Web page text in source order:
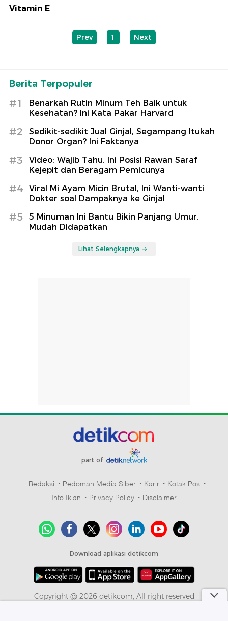
Vitamin E
Prev 1 Next
Berita Terpopuler
#1
Benarkah Rutin Minum Teh Baik untuk
Kesehatan? Ini Kata Pakar Harvard
#2
Sedikit-sedikit Jual Ginjal, Segampang Itukah
Donor Organ? Ini Faktanya
#3
Video: Wajib Tahu, Ini Posisi Rawan Saraf
Kejepit dan Beragam Pemicunya
#4
Viral Mi Ayam Micin Brutal, Ini Wanti-wanti
Dokter soal Dampaknya ke Ginjal
#5
5 Minuman Ini Bantu Bikin Panjang Umur,
Mudah Didapatkan
Lihat Selengkapnya
part of
Redaksi Pedoman Media Siber Karir
Kotak Pos
Info Iklan
Privacy Policy Disclaimer
Download aplikasi detikcom
Copyright @ 2026 detikcom, All right reserved